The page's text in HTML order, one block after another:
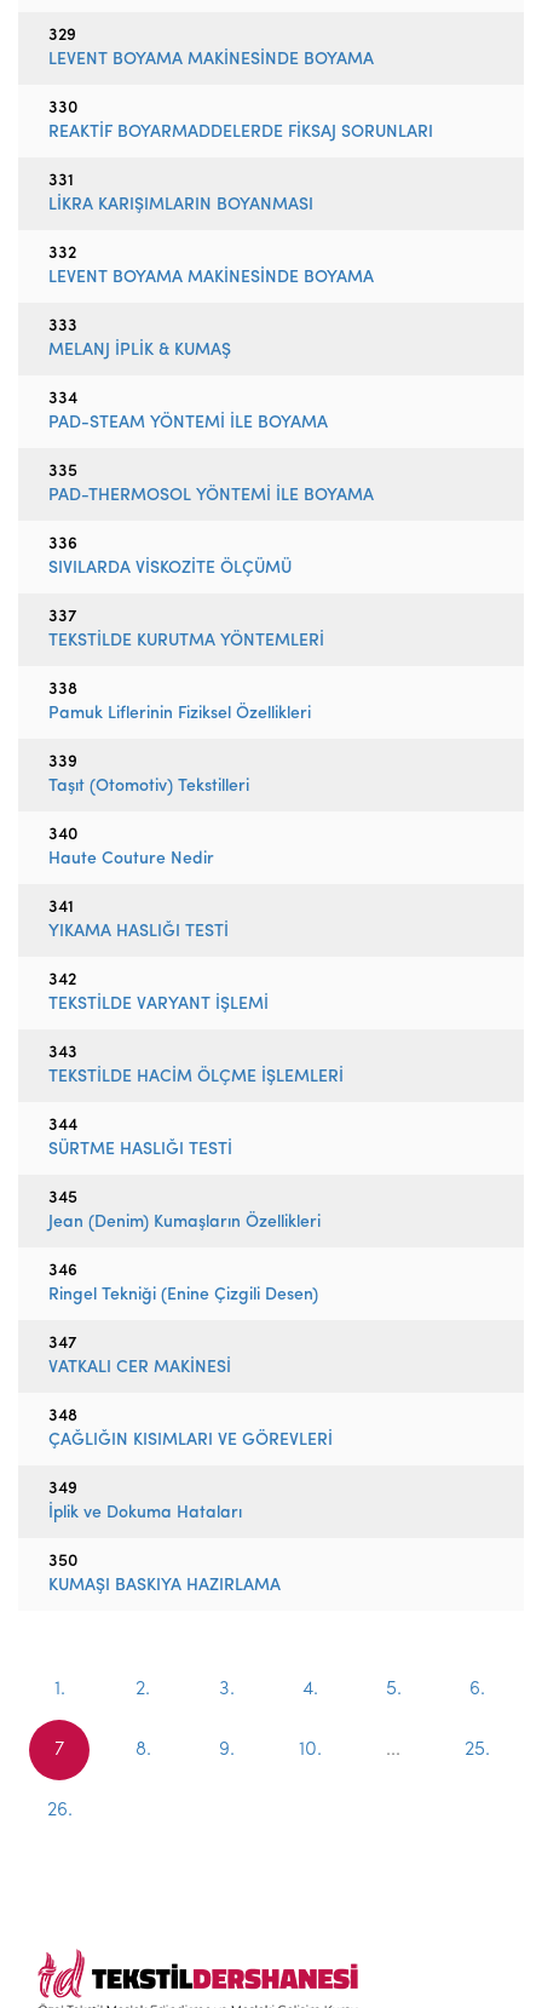
329
LEVENT BOYAMA MAKİNESİNDE BOYAMA
330
REAKTİF BOYARMADDELERDE FİKSAJ SORUNLARI
331
LİKRA KARIŞIMLARIN BOYANMASI
332
LEVENT BOYAMA MAKİNESİNDE BOYAMA
333
MELANJ İPLİK & KUMAŞ
334
PAD-STEAM YÖNTEMİ İLE BOYAMA
335
PAD-THERMOSOL YÖNTEMİ İLE BOYAMA
336
SIVILARDA VİSKOZİTE ÖLÇÜMÜ
337
TEKSTİLDE KURUTMA YÖNTEMLERİ
338
Pamuk Liflerinin Fiziksel Özellikleri
339
Taşıt (Otomotiv) Tekstilleri
340
Haute Couture Nedir
341
YIKAMA HASLIĞI TESTİ
342
TEKSTİLDE VARYANT İŞLEMİ
343
TEKSTİLDE HACİM ÖLÇME İŞLEMLERİ
344
SÜRTME HASLIĞI TESTİ
345
Jean (Denim) Kumaşların Özellikleri
346
Ringel Tekniği (Enine Çizgili Desen)
347
VATKALI CER MAKİNESİ
348
ÇAĞLIĞIN KISIMLARI VE GÖREVLERİ
349
İplik ve Dokuma Hataları
350
KUMAŞI BASKIYA HAZIRLAMA
1. 2. 3. 4. 5. 6.
7 8. 9. 10. ... 25.
26.